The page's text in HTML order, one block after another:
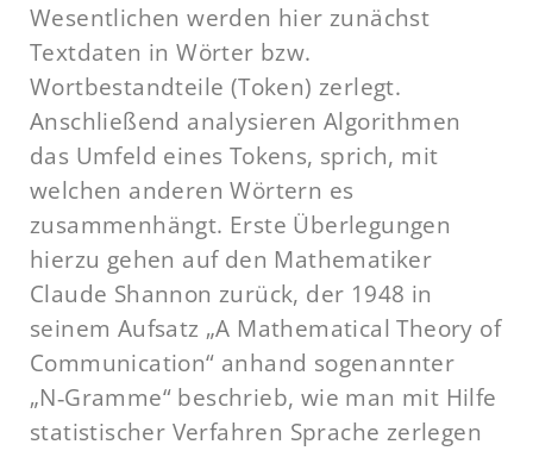
Wesentlichen werden hier zunächst
Textdaten in Wörter bzw.
Wortbestandteile (Token) zerlegt.
Anschließend analysieren Algorithmen
das Umfeld eines Tokens, sprich, mit
welchen anderen Wörtern es
zusammenhängt. Erste Überlegungen
hierzu gehen auf den Mathematiker
Claude Shannon zurück, der 1948 in
seinem Aufsatz „A Mathematical Theory of
Communication“ anhand sogenannter
„N‑Gramme“ beschrieb, wie man mit Hilfe
statistischer Verfahren Sprache zerlegen